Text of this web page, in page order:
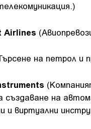
Airlines
на петрол и
създаване на
и виртуални